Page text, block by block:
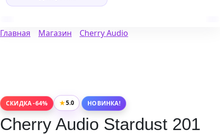
Главная Магазин Cherry Audio
СКИДКА -64% ★5.0 НОВИНКА!
Cherry Audio Stardust 201